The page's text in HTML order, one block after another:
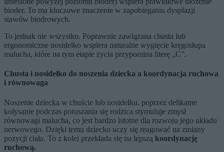
bioder. To ma kluczowe znaczenie w zapobieganiu dysplazji
stawów biodrowych.
To jednak nie wszystko. Poprawnie zawiązana chusta lub
ergonomiczne nosidełko wspiera naturalne wygięcie kręgosłupa
malucha, które na tym etapie życia przypomina literę „C”.
Chusta i nosidełko do noszenia dziecka a koordynacja ruchowa
i równowaga
Noszenie dziecka w chuście lub nosidełku, poprzez delikatne
kołysanie podczas poruszania się rodzica stymuluje zmysł
równowagi malucha, co jest bardzo istotne dla rozwoju jego układu
nerwowego. Dzięki temu dziecko uczy się reagować na zmiany
pozycji ciała. To z kolei przekłada się na lepszą koordynację
ruchową.